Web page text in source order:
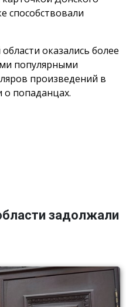
способствовали
оказались более
популярными
произведений в
о попаданцах.
задолжали